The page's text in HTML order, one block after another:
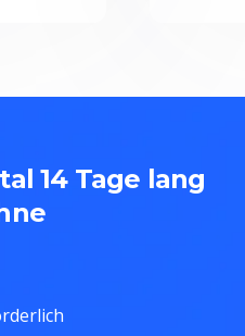
14 Tage lang